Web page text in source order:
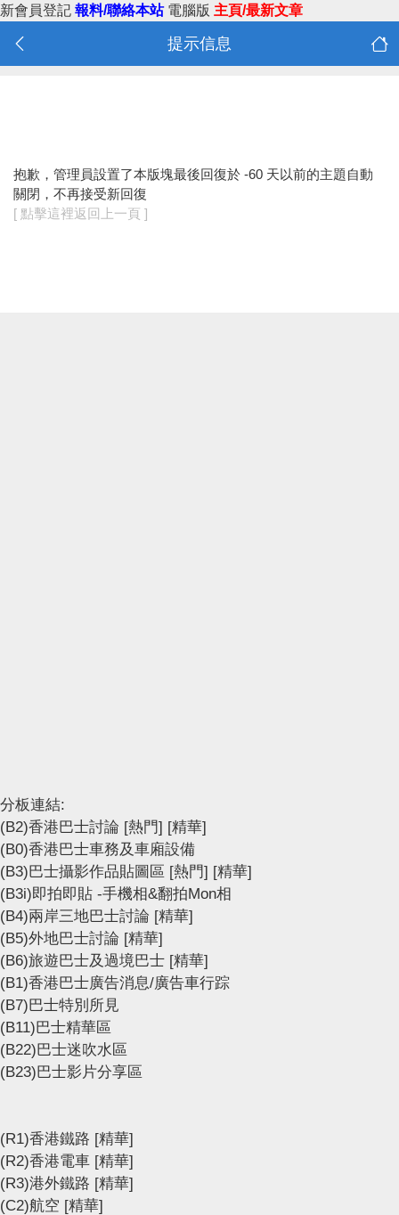
新會員登記 報料/聯絡本站 電腦版 主頁/最新文章
提示信息
抱歉，管理員設置了本版塊最後回復於 -60 天以前的主題自動
關閉，不再接受新回復
[ 點擊這裡返回上一頁 ]
分板連結:
(B2)香港巴士討論 [熱門] [精華]
(B0)香港巴士車務及車廂設備
(B3)巴士攝影作品貼圖區 [熱門] [精華]
(B3i)即拍即貼 -手機相&翻拍Mon相
(B4)兩岸三地巴士討論 [精華]
(B5)外地巴士討論 [精華]
(B6)旅遊巴士及過境巴士 [精華]
(B1)香港巴士廣告消息/廣告車行踪
(B7)巴士特別所見
(B11)巴士精華區
(B22)巴士迷吹水區
(B23)巴士影片分享區
(R1)香港鐵路 [精華]
(R2)香港電車 [精華]
(R3)港外鐵路 [精華]
(C2)航空 [精華]